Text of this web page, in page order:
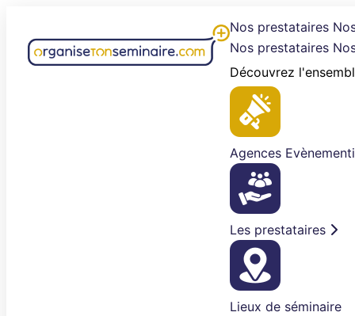
contenu
Nos prestataires
Nos prestataires
Découvrez
Agences
Les prestataires
Lieux de séminaire